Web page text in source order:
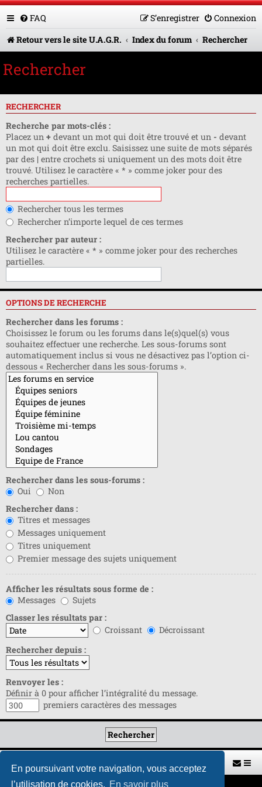
En poursuivant votre navigation, vous acceptez
l’utilisation de cookies. En savoir plus
FAQ Connexion
S’enregistrer
Retour vers le site U.A.G.R.
Index du forum Rechercher
Rechercher
RECHERCHER
Recherche par mots-clés :
Placez un + devant un mot qui doit être trouvé et un - devant
un mot qui doit être exclu. Saisissez une suite de mots séparés
par des | entre crochets si uniquement un des mots doit être
trouvé. Utilisez le caractère « * » comme joker pour des
recherches partielles.
Rechercher tous les termes
Rechercher n’importe lequel de ces termes
Rechercher par auteur :
Utilisez le caractère « * » comme joker pour des recherches
partielles.
OPTIONS DE RECHERCHE
Rechercher dans les forums :
Choisissez le forum ou les forums dans le(s)quel(s) vous
souhaitez effectuer une recherche. Les sous-forums sont
automatiquement inclus si vous ne désactivez pas l’option ci-
dessous « Rechercher dans les sous-forums ».
Rechercher dans les sous-forums :
Oui
Non
Rechercher dans :
Titres et messages
Messages uniquement
Titres uniquement
Premier message des sujets uniquement
Afficher les résultats sous forme de :
Messages
Sujets
Classer les résultats par :
Croissant
Décroissant
Rechercher depuis :
Renvoyer les :
Définir à 0 pour afficher l’intégralité du message.
premiers caractères des messages
Retour vers le site U.A.G.R. Index du forum